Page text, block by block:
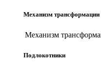
Механизм трансформации
Механизм
Подлокотники